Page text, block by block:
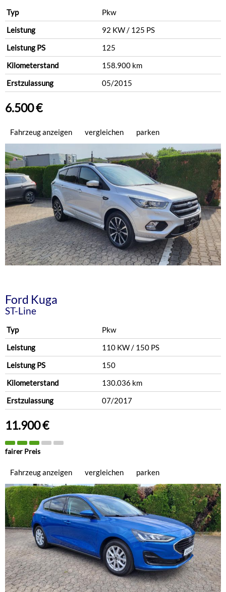
Typ
Pkw
Leistung
92 KW / 125 PS
Leistung PS
125
Kilometerstand
158.900 km
Erstzulassung
05/2015
6.500 €
Fahrzeug anzeigen vergleichen parken
Ford Kuga
ST-Line
Typ
Pkw
Leistung
110 KW / 150 PS
Leistung PS
150
Kilometerstand
130.036 km
Erstzulassung
07/2017
11.900 €
fairer Preis
Fahrzeug anzeigen vergleichen parken